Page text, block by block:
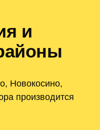
и
Новокосино,
производится